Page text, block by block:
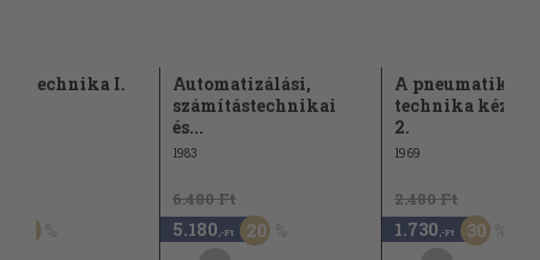
I.
Automatizálási,
számítástechnikai
és...
1983
6.480 Ft
5.180 ,-Ft 20
A pneumatikus
technika
2.
1969
2.480 Ft
1.730 ,-Ft 30